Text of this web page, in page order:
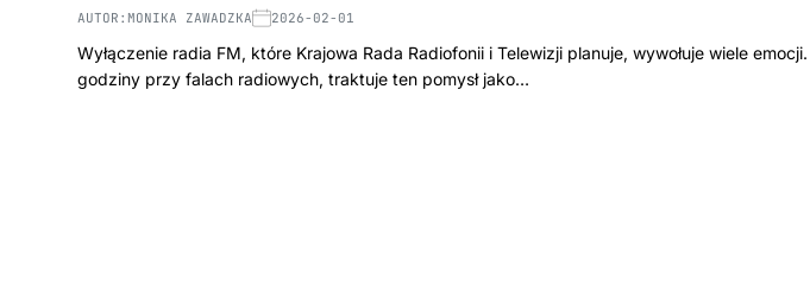
AUTOR: MONIKA ZAWADZKA 2026-02-01
Wyłączenie radia FM, które Krajowa Rada Radiofonii i Telewizji planuje, wywołuje wiele
godziny przy falach radiowych, traktuje ten pomysł jako…